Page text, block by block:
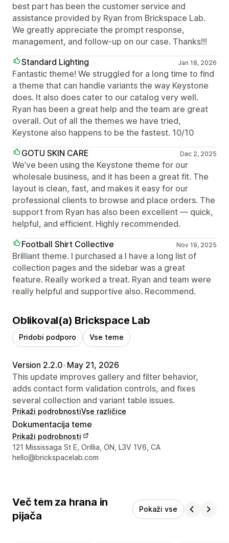
best part has been the customer service and
assistance provided by Ryan from Brickspace Lab.
We greatly appreciate the prompt response,
management, and follow-up on our case. Thanks!!!
Standard Lighting
Jan 18, 2026
Fantastic theme! We struggled for a long time to find
a theme that can handle variants the way Keystone
does. It also does cater to our catalog very well.
Ryan has been a great help and the team are great
overall. Out of all the themes we have tried,
Keystone also happens to be the fastest. 10/10
GOTU SKIN CARE
Dec 2, 2025
We’ve been using the Keystone theme for our
wholesale business, and it has been a great fit. The
layout is clean, fast, and makes it easy for our
professional clients to browse and place orders. The
support from Ryan has also been excellent — quick,
helpful, and efficient. Highly recommended.
Football Shirt Collective
Nov 19, 2025
Brilliant theme. I purchased a I have a long list of
collection pages and the sidebar was a great
feature. Really worked a treat. Ryan and team were
really helpful and supportive also. Recommend.
Oblikoval(a) Brickspace Lab
Pridobi podporo Vse teme
Version 2.2.0•May 21, 2026
This update improves gallery and filter behavior,
adds contact form validation controls, and fixes
several collection and variant table issues.
Prikaži podrobnostiVse različice
Dokumentacija teme
Prikaži podrobnosti
Podatki za stik z oblikovalcem
121 Mississaga St E, Orillia, ON, L3V 1V6, CA
hello@brickspacelab.com
Več tem za hrana in
pijača
Pokaži vse